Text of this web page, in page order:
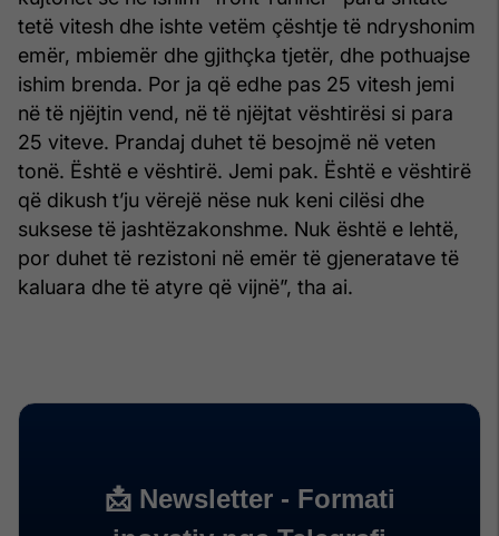
tetë vitesh dhe ishte vetëm çështje të ndryshonim
emër, mbiemër dhe gjithçka tjetër, dhe pothuajse
ishim brenda. Por ja që edhe pas 25 vitesh jemi
në të njëjtin vend, në të njëjtat vështirësi si para
25 viteve. Prandaj duhet të besojmë në veten
tonë. Është e vështirë. Jemi pak. Është e vështirë
që dikush t’ju vërejë nëse nuk keni cilësi dhe
suksese të jashtëzakonshme. Nuk është e lehtë,
por duhet të rezistoni në emër të gjeneratave të
kaluara dhe të atyre që vijnë”, tha ai.